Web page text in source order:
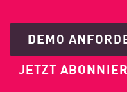
DEMO
JETZT